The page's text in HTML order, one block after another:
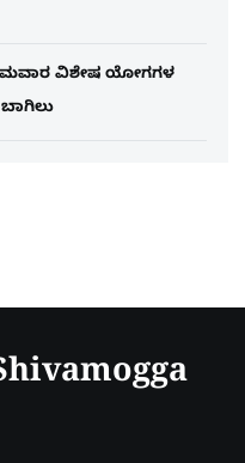
ವಿಶೇಷ ಯೋಗಗಳ
ಬಾಗಿಲು